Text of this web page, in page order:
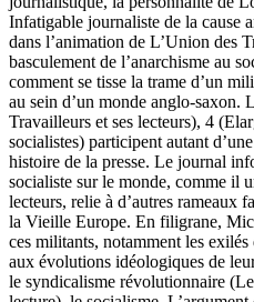
Infatigable journaliste de la cause
dans l’animation de L’Union des
basculement de l’anarchisme au
comment se tisse la trame d’un
au sein d’un monde anglo-saxon.
Travailleurs et ses lecteurs), 4
socialistes) participent autant
histoire de la presse. Le journal
socialiste sur le monde, comme il
lecteurs, relie à d’autres rameaux
la Vieille Europe. En filigrane,
ces militants, notamment les
aux évolutions idéologiques de
le syndicalisme révolutionnaire